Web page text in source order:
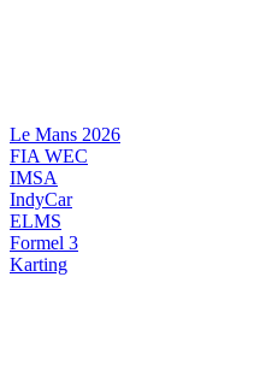
Le Mans 2026
FIA WEC
IMSA
IndyCar
ELMS
Formel 3
Karting